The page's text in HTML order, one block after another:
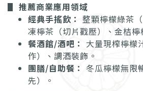
▋ 推薦商業應用領域
經典手搖飲： 整顆檸檬綠茶
凍檸茶（切片戳壓）、金桔檸
餐酒館/酒吧： 大量現榨檸檬
作）、調酒裝飾。
團膳/自助餐： 冬瓜檸檬無限
先）。